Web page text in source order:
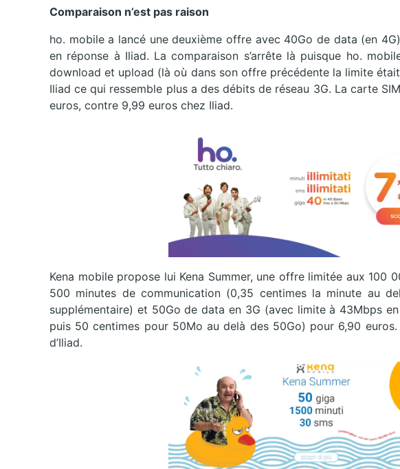
Comparaison n’est pas raison
ho. mobile a lancé une deuxième offre avec 40Go de data (en
en réponse à Iliad. La comparaison s’arrête là puisque ho.
download et upload (là où dans son offre précédente la limite
Iliad ce qui ressemble plus a des débits de réseau 3G. La carte
euros, contre 9,99 euros chez Iliad.
Kena mobile propose lui Kena Summer, une offre limitée aux 100
500 minutes de communication (0,35 centimes la minute au
supplémentaire) et 50Go de data en 3G (avec limite à 43Mbps
puis 50 centimes pour 50Mo au delà des 50Go) pour 6,90
d’Iliad.